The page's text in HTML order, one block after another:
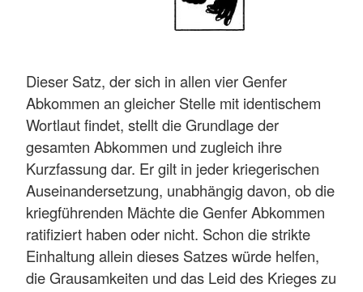
Dieser Satz, der sich in allen vier Genfer
Abkommen an gleicher Stelle mit identischem
Wortlaut findet, stellt die Grundlage der
gesamten Abkommen und zugleich ihre
Kurzfassung dar. Er gilt in jeder kriegerischen
Auseinandersetzung, unabhängig davon, ob die
kriegführenden Mächte die Genfer Abkommen
ratifiziert haben oder nicht. Schon die strikte
Einhaltung allein dieses Satzes würde helfen,
die Grausamkeiten und das Leid des Krieges zu